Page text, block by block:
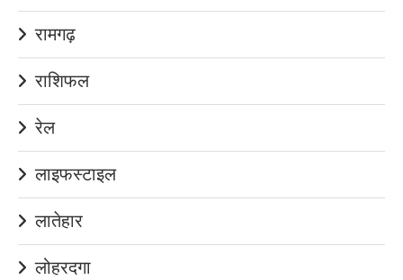
रामगढ़
राशिफल
रेल
लाइफस्टाइल
लातेहार
लोहरदगा